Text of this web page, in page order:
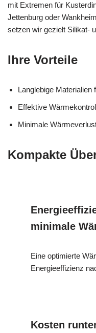
mit Extremen für
Jettenburg oder
setzen wir gezielt Silikat-
Ihre Vorteile
Langlebige
Effektive
Minimale
Kompakte
minimale
Eine optimierte
Energieeffizienz
Kosten